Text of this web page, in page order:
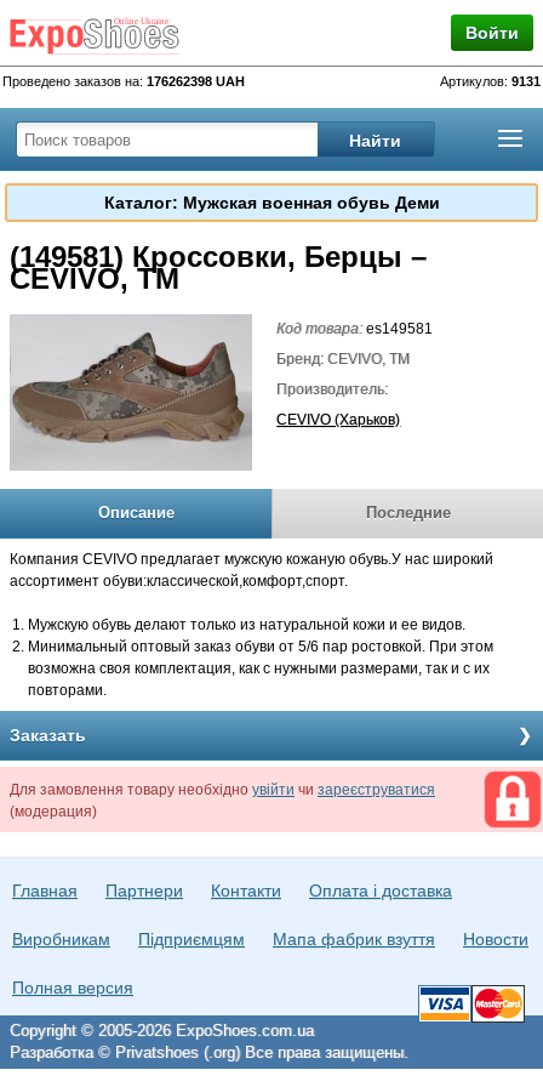
Войти
Проведено заказов на: 176262398 UAH Артикулов: 9131
Каталог: Мужская военная обувь Деми
(149581) Кроссовки, Берцы –
CEVIVO, TM
Код товара:es149581
Бренд: CEVIVO, TM
Производитель:
CEVIVO (Харьков)
Описание Последние
Компания CEVIVO предлагает мужскую кожаную обувь.У нас широкий
ассортимент обуви:классической,комфорт,спорт.
Мужскую обувь делают только из натуральной кожи и ее видов.
Минимальный оптовый заказ обуви от 5/6 пар ростовкой. При этом
возможна своя комплектация, как с нужными размерами, так и с их
повторами.
Заказать
Для замовлення товару необхідно увійти чи зареєструватися
(модерация)
Главная Партнери Контакти Оплата і доставка
Виробникам Підприємцям Мапа фабрик взуття Новости
Полная версия
Copyright © 2005-2026 ExpoShoes.com.ua
Разработка © Privatshoes (.org) Все права защищены.